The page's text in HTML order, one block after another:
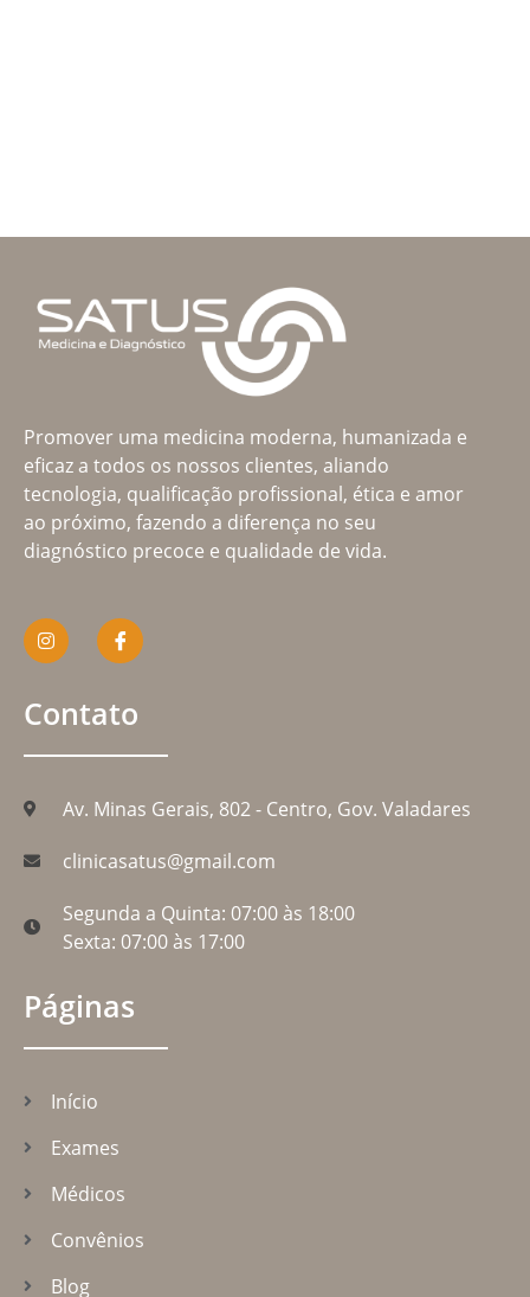
Promover uma medicina moderna, humanizada e
eficaz a todos os nossos clientes, aliando
tecnologia, qualificação profissional, ética e amor
ao próximo, fazendo a diferença no seu
diagnóstico precoce e qualidade de vida.
Contato
Av. Minas Gerais, 802 - Centro, Gov. Valadares
clinicasatus@gmail.com
Segunda a Quinta: 07:00 às 18:00
Sexta: 07:00 às 17:00
Páginas
Início
Exames
Médicos
Convênios
Blog